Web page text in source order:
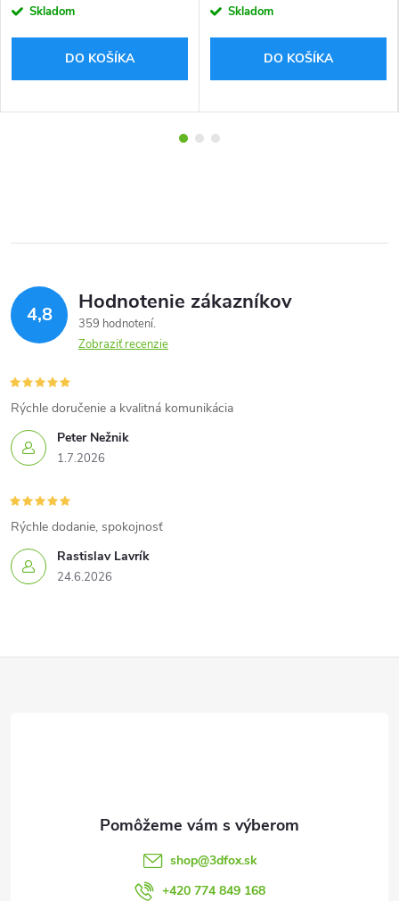
Skladom
DO KOŠÍKA
Skladom
DO KOŠÍKA
4,8 Hodnotenie zákazníkov
359 hodnotení
Zobraziť recenzie
Peter Nežnik
1.7.2026
Rýchle doručenie a kvalitná komunikácia
Rastislav Lavrík
24.6.2026
Rýchle dodanie, spokojnosť
shop@3dfox.sk
+420 774 849 168